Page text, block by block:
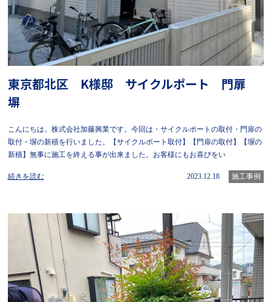
東京都北区 K様邸 サイクルポート 門扉
塀
こんにちは。株式会社加藤興業です。今回は・サイクルポートの取付・門扉の
取付・塀の新積を行いました。【サイクルポート取付】【門扉の取付】【塀の
新積】無事に施工を終える事が出来ました。お客様にもお喜びをい
続きを読む 2023.12.18 施工事例